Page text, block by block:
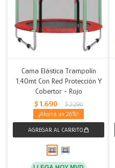
Cama Elástica Trampolín
1,40mt Con Red Protección Y
Cobertor - Rojo
$ 1.690 $ 2.290
26